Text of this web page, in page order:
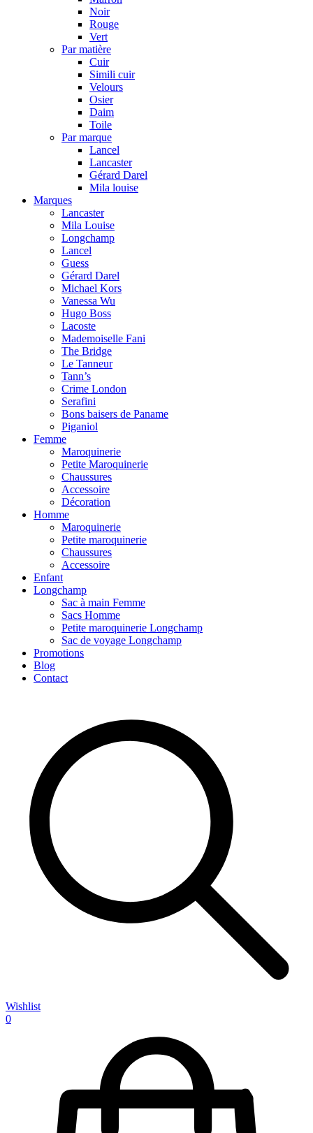
Noir
Rouge
Vert
Par matière
Cuir
Simili cuir
Velours
Osier
Daim
Toile
Par marque
Lancel
Lancaster
Gérard Darel
Mila louise
Marques
Lancaster
Mila Louise
Longchamp
Lancel
Guess
Gérard Darel
Michael Kors
Vanessa Wu
Hugo Boss
Lacoste
Mademoiselle Fani
The Bridge
Le Tanneur
Tann’s
Crime London
Serafini
Bons baisers de Paname
Piganiol
Femme
Maroquinerie
Petite Maroquinerie
Chaussures
Accessoire
Décoration
Homme
Maroquinerie
Petite maroquinerie
Chaussures
Accessoire
Enfant
Longchamp
Sac à main Femme
Sacs Homme
Petite maroquinerie Longchamp
Sac de voyage Longchamp
Promotions
Blog
Contact
Wishlist
0